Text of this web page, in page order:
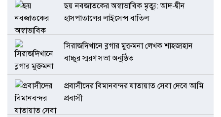
ছয় নবজাতকের অস্বাভাবিক মৃত্যু: আদ-দ্বীন
হাসপাতালের লাইসেন্স বাতিল
সিরাজদিখানে ব্লগার মুক্তমনা লেখক শাহজাহান
বাচ্চুর স্মরণ সভা অনুষ্ঠিত
প্রবাসীদের বিমানবন্দর যাতায়াত সেবা দেবে আমি
প্রবাসী